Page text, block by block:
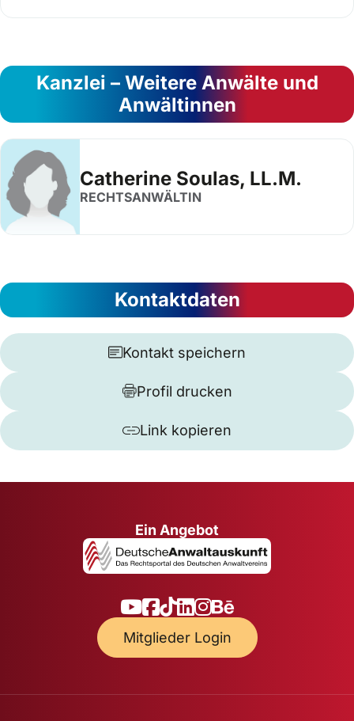
Kanzlei – Weitere Anwälte und
Anwältinnen
Catherine Soulas, LL.M.
RECHTSANWÄLTIN
Kontaktdaten
Kontakt speichern
Profil drucken
Link kopieren
Ein Angebot
Mitglieder Login